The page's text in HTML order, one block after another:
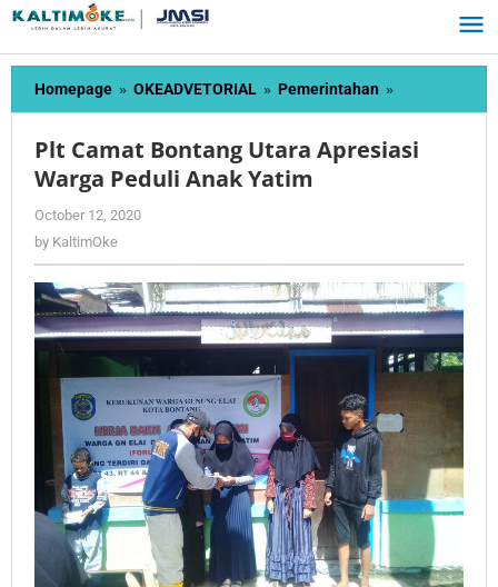
Skip
content
Homepage » OKEADVETORIAL » Pemerintahan »
Camat
Utara
Plt Camat Bontang Utara Apresiasi
Warga Peduli Anak Yatim
October 12, 2020
by KaltimOke